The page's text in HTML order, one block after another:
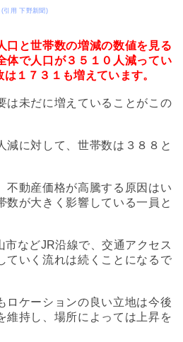
(引用 下野新聞)
口と世帯数の増減の数値を見る
体で人口が３５１０人減ってい
１７３１も増えています。
は未だに増えていることがこの
減に対して、世帯数は３８８と
不動産価格が高騰する原因はい
数が大きく影響している一員と
市などJR沿線で、交通アクセス
ていく流れは続くことになるで
ロケーションの良い立地は今後
維持し、場所によっては上昇を